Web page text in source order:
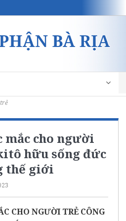
mắc cho người
hữu sống đức
thế giới
CHO NGƯỜI TRẺ CÔNG